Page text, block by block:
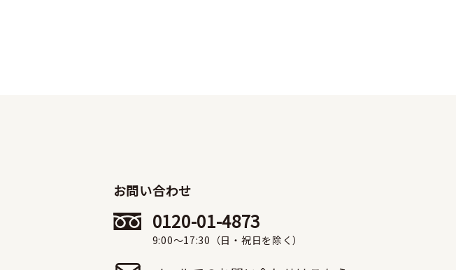
お問い合わせ
0120-01-4873
9:00〜17:30（日・祝日を除く）